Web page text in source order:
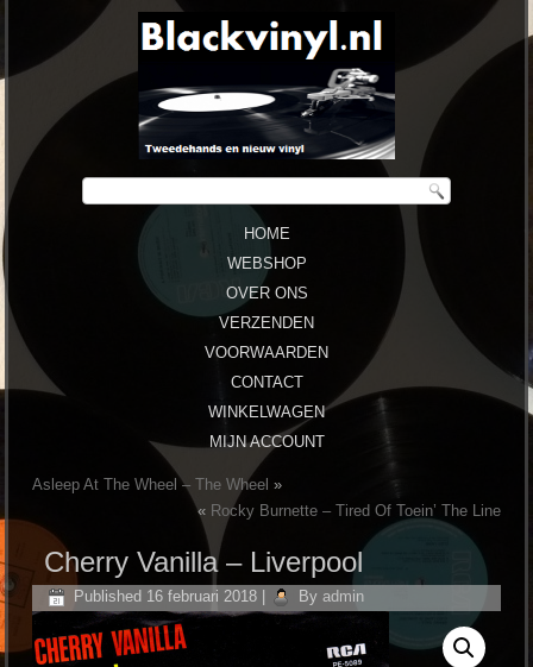
HOME
WEBSHOP
OVER ONS
VERZENDEN
VOORWAARDEN
CONTACT
WINKELWAGEN
MIJN ACCOUNT
Asleep At The Wheel ‎– The Wheel »
« Rocky Burnette ‎– Tired Of Toein’ The Line
Cherry Vanilla ‎– Liverpool
Published 16 februari 2018 By admin